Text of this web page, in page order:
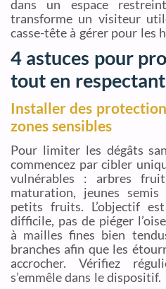
dans un espace
transforme un visiteur
casse-tête à gérer pour les
4 astuces pour
tout en
Installer des
zones sensibles
Pour limiter les dégâts
commencez par cibler
vulnérables : arbres
maturation, jeunes
petits fruits. L’objectif
difficile, pas de piéger
à mailles fines bien
branches afin que les
accrocher. Vérifiez
s’emmêle dans le dispositif.